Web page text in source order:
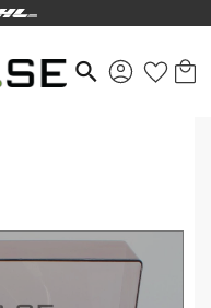
search